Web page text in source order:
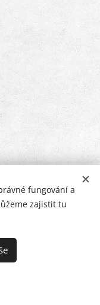
údajůfungování a
zajistit tu